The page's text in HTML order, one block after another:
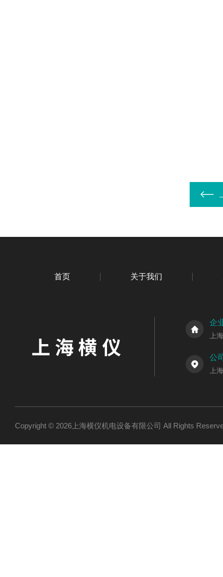
首页 关于我们
企
上
公
上
Copyright © 2026上海横仪机电设备有限公司 All Rights